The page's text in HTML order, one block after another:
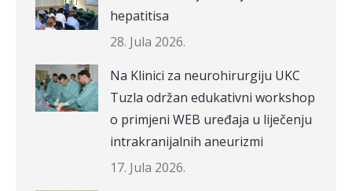
hepatitisa
28. Jula 2026.
Na Klinici za neurohirurgiju UKC
Tuzla održan edukativni workshop
o primjeni WEB uređaja u liječenju
intrakranijalnih aneurizmi
17. Jula 2026.